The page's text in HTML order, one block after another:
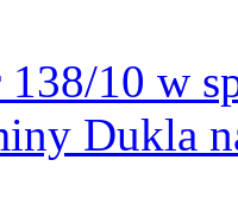
138/10 w
Dukla